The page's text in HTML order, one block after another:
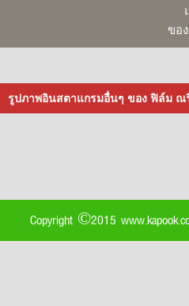
ขอ
รูปภาพอินสตาแกรมอื่นๆ ของ ฟิล์ม ณ
Copyright ©2015